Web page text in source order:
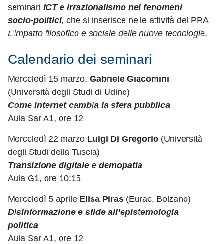
seminari ICT e irrazionalismo nei fenomeni
socio-politici, che si inserisce nelle attività del PRA
L’impatto filosofico e sociale delle nuove tecnologie.
Calendario dei seminari
Mercoledì 15 marzo, Gabriele Giacomini
(Università degli Studi di Udine)
Come internet cambia la sfera pubblica
Aula Sar A1, ore 12
Mercoledì 22 marzo Luigi Di Gregorio (Università
degli Studi della Tuscia)
Transizione digitale e demopatia
Aula G1, ore 10:15
Mercoledì 5 aprile Elisa Piras (Eurac, Bolzano)
Disinformazione e sfide all’epistemologia
politica
Aula Sar A1, ore 12